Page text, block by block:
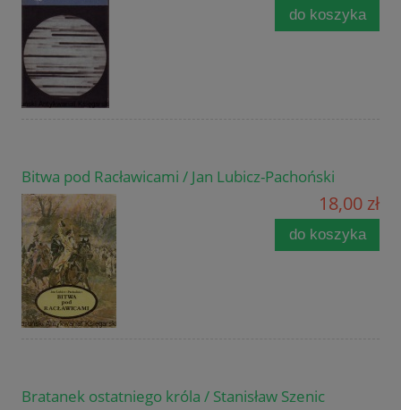
do koszyka
Bitwa pod Racławicami / Jan Lubicz-Pachoński
18,00 zł
do koszyka
Bratanek ostatniego króla / Stanisław Szenic